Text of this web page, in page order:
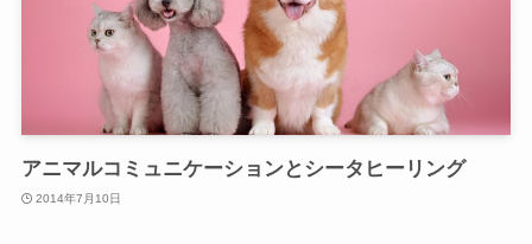
アニマルコミュニケーションとシータヒーリング
2014年7月10日